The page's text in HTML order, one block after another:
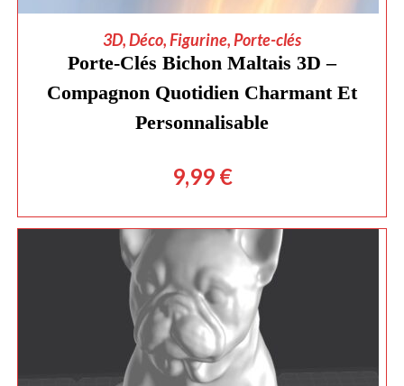
AJOUTER AU PANIER
3D,Déco,Figurine,Porte-clés
Porte-Clés Bichon Maltais 3D –
Compagnon Quotidien Charmant Et
Personnalisable
9,99 €